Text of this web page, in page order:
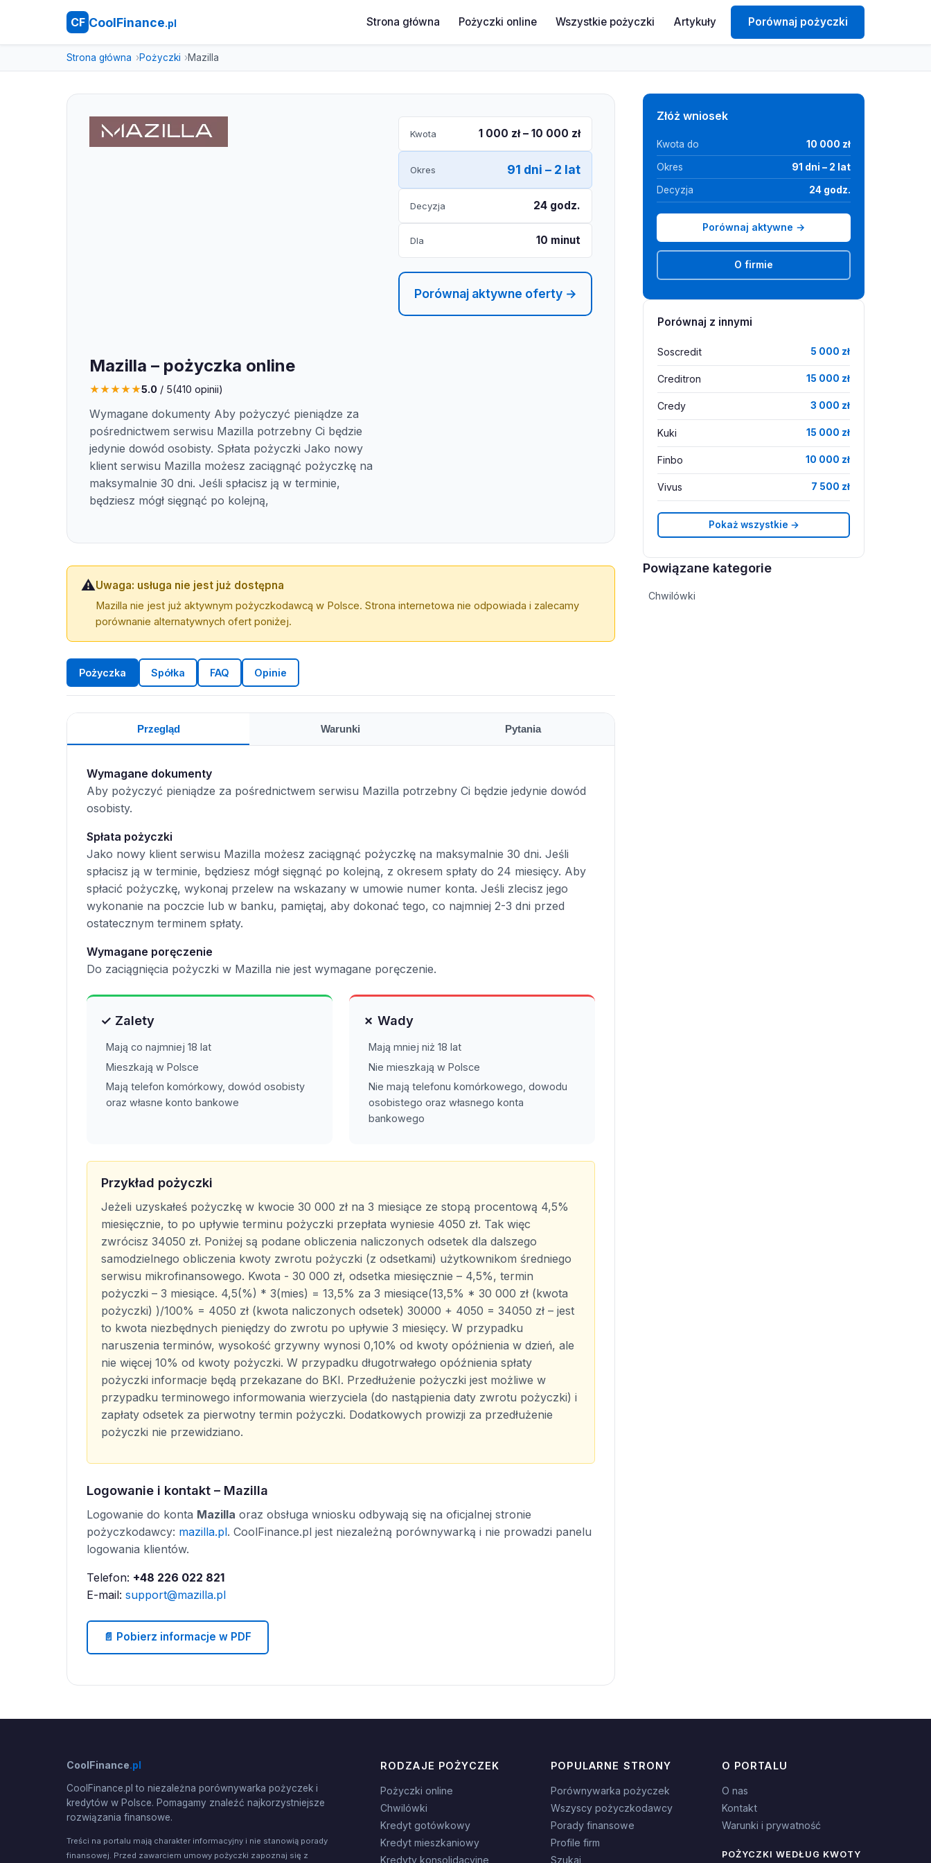
CF CoolFinance.pl Strona główna Pożyczki online Wszystkie pożyczki Artykuły Porównaj pożyczki
Strona główna Pożyczki Mazilla
Mazilla – pożyczka online
★★★★★5.0 / 5(410 opinii)
Wymagane dokumenty Aby pożyczyć pieniądze za
pośrednictwem serwisu Mazilla potrzebny Ci będzie
jedynie dowód osobisty. Spłata pożyczki Jako nowy
klient serwisu Mazilla możesz zaciągnąć pożyczkę na
maksymalnie 30 dni. Jeśli spłacisz ją w terminie,
będziesz mógł sięgnąć po kolejną,
Kwota 1 000 zł – 10 000 zł
Okres 91 dni – 2 lat
Decyzja 24 godz.
Dla 10 minut
Porównaj aktywne oferty →
⚠️Uwaga: usługa nie jest już dostępna
Mazilla nie jest już aktywnym pożyczkodawcą w Polsce. Strona internetowa nie odpowiada i zalecamy
porównanie alternatywnych ofert poniżej.
Pożyczka Spółka FAQ Opinie
Przegląd Warunki Pytania
Wymagane dokumenty
Aby pożyczyć pieniądze za pośrednictwem serwisu Mazilla potrzebny Ci będzie jedynie dowód
osobisty.
Spłata pożyczki
Jako nowy klient serwisu Mazilla możesz zaciągnąć pożyczkę na maksymalnie 30 dni. Jeśli
spłacisz ją w terminie, będziesz mógł sięgnąć po kolejną, z okresem spłaty do 24 miesięcy. Aby
spłacić pożyczkę, wykonaj przelew na wskazany w umowie numer konta. Jeśli zlecisz jego
wykonanie na poczcie lub w banku, pamiętaj, aby dokonać tego, co najmniej 2-3 dni przed
ostatecznym terminem spłaty.
Wymagane poręczenie
Do zaciągnięcia pożyczki w Mazilla nie jest wymagane poręczenie.
✓ Zalety
Mają co najmniej 18 lat
Mieszkają w Polsce
Mają telefon komórkowy, dowód osobisty
oraz własne konto bankowe
✗ Wady
Mają mniej niż 18 lat
Nie mieszkają w Polsce
Nie mają telefonu komórkowego, dowodu
osobistego oraz własnego konta
bankowego
Przykład pożyczki
Jeżeli uzyskałeś pożyczkę w kwocie 30 000 zł na 3 miesiące ze stopą procentową 4,5%
miesięcznie, to po upływie terminu pożyczki przepłata wyniesie 4050 zł. Tak więc
zwrócisz 34050 zł. Poniżej są podane obliczenia naliczonych odsetek dla dalszego
samodzielnego obliczenia kwoty zwrotu pożyczki (z odsetkami) użytkownikom średniego
serwisu mikrofinansowego. Kwota - 30 000 zł, odsetka miesięcznie – 4,5%, termin
pożyczki – 3 miesiące. 4,5(%) * 3(mies) = 13,5% za 3 miesiące(13,5% * 30 000 zł (kwota
pożyczki) )/100% = 4050 zł (kwota naliczonych odsetek) 30000 + 4050 = 34050 zł – jest
to kwota niezbędnych pieniędzy do zwrotu po upływie 3 miesięcy. W przypadku
naruszenia terminów, wysokość grzywny wynosi 0,10% od kwoty opóźnienia w dzień, ale
nie więcej 10% od kwoty pożyczki. W przypadku długotrwałego opóźnienia spłaty
pożyczki informacje będą przekazane do BKI. Przedłużenie pożyczki jest możliwe w
przypadku terminowego informowania wierzyciela (do nastąpienia daty zwrotu pożyczki) i
zapłaty odsetek za pierwotny termin pożyczki. Dodatkowych prowizji za przedłużenie
pożyczki nie przewidziano.
Logowanie i kontakt – Mazilla
Logowanie do konta Mazilla oraz obsługa wniosku odbywają się na oficjalnej stronie
pożyczkodawcy: mazilla.pl. CoolFinance.pl jest niezależną porównywarką i nie prowadzi panelu
logowania klientów.
Telefon: +48 226 022 821
E-mail: support@mazilla.pl
📄 Pobierz informacje w PDF
Złóż wniosek
Kwota do 10 000 zł
Okres 91 dni – 2 lat
Decyzja 24 godz.
Porównaj aktywne →
O firmie
Porównaj z innymi
Soscredit 5 000 zł
Creditron 15 000 zł
Credy 3 000 zł
Kuki 15 000 zł
Finbo 10 000 zł
Vivus 7 500 zł
Pokaż wszystkie →
Powiązane kategorie
Chwilówki
CoolFinance.pl
CoolFinance.pl to niezależna porównywarka pożyczek i
kredytów w Polsce. Pomagamy znaleźć najkorzystniejsze
rozwiązania finansowe.
Treści na portalu mają charakter informacyjny i nie stanowią porady
finansowej. Przed zawarciem umowy pożyczki zapoznaj się z
RODZAJE POŻYCZEK
Pożyczki online
Chwilówki
Kredyt gotówkowy
Kredyt mieszkaniowy
Kredyty konsolidacyjne
POPULARNE STRONY
Porównywarka pożyczek
Wszyscy pożyczkodawcy
Porady finansowe
Profile firm
Szukaj
O PORTALU
O nas
Kontakt
Warunki i prywatność
POŻYCZKI WEDŁUG KWOTY